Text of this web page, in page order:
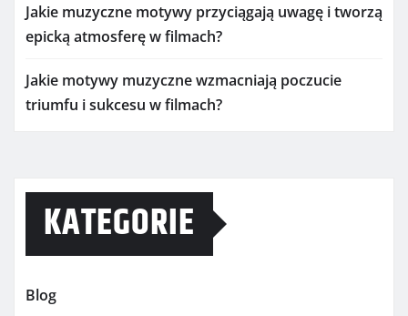
Jakie muzyczne motywy przyciągają uwagę i tworzą
epicką atmosferę w filmach?
Jakie motywy muzyczne wzmacniają poczucie
triumfu i sukcesu w filmach?
KATEGORIE
Blog